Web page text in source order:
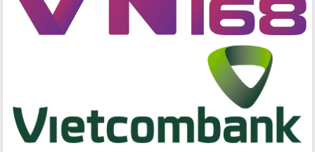
Đắk Lắk nỗ lực thúc đẩy tăng trưởng
kinh tế từ 10% trở lên trong Quý
Thứ trưởng Bộ Y tế làm việc với tỉnh
Đắk Lắk về phát triển nhân lực y tế
cho trạm y tế cấp xã